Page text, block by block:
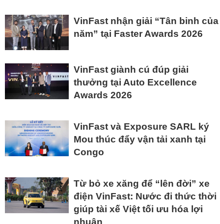
VinFast nhận giải “Tân binh của
năm” tại Faster Awards 2026
VinFast giành cú đúp giải
thưởng tại Auto Excellence
Awards 2026
VinFast và Exposure SARL ký
Mou thúc đẩy vận tải xanh tại
Congo
Từ bỏ xe xăng để “lên đời” xe
điện VinFast: Nước đi thức thời
giúp tài xế Việt tối ưu hóa lợi